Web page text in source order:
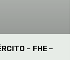
– FHE –